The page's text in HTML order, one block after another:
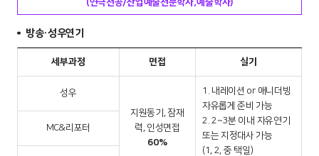
방송·성우연기
세부과정 면접 실기
성우
지원동기, 잠재
력, 인성면접
60%
1. 내레이션 or 애니더빙
자유롭게 준비 가능
2. 2~3분 이내 자유연기
또는 지정대사 가능
(1, 2, 중 택일)
MC&리포터